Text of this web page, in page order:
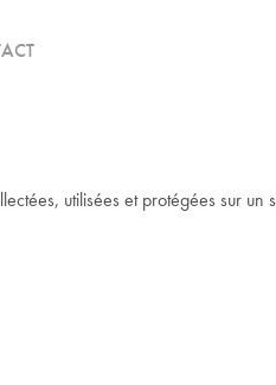
utilisées et protégées sur un